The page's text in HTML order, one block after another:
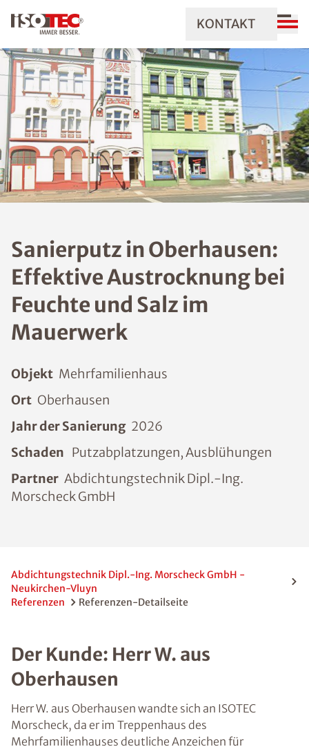
KONTAKT
Sanierputz in Oberhausen:
Effektive Austrocknung bei
Feuchte und Salz im
Mauerwerk
Objekt Mehrfamilienhaus
Ort Oberhausen
Jahr der Sanierung 2026
Schaden Putzabplatzungen, Ausblühungen
Partner Abdichtungstechnik Dipl.-Ing.
Morscheck GmbH
Abdichtungstechnik Dipl.-Ing. Morscheck GmbH -
Neukirchen-Vluyn
Referenzen
Referenzen-Detailseite
Der Kunde: Herr W. aus
Oberhausen
Herr W. aus Oberhausen wandte sich an ISOTEC
Morscheck, da er im Treppenhaus des
Mehrfamilienhauses deutliche Anzeichen für